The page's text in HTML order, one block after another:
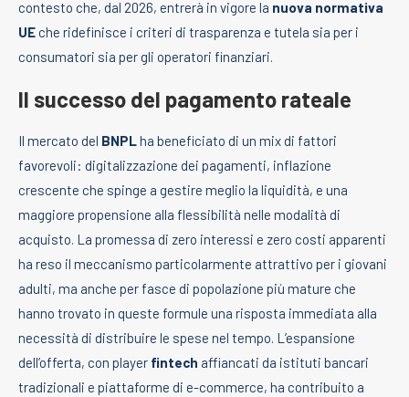
contesto che, dal 2026, entrerà in vigore la nuova normativa
UEche ridefinisce i criteri di trasparenza e tutela sia per i
consumatori sia per gli operatori finanziari.
Il successo del pagamento rateale
Il mercato del BNPLha beneficiato di un mix di fattori
favorevoli: digitalizzazione dei pagamenti, inflazione
crescente che spinge a gestire meglio la liquidità, e una
maggiore propensione alla flessibilità nelle modalità di
acquisto. La promessa di zero interessi e zero costi apparenti
ha reso il meccanismo particolarmente attrattivo per i giovani
adulti, ma anche per fasce di popolazione più mature che
hanno trovato in queste formule una risposta immediata alla
necessità di distribuire le spese nel tempo. L’espansione
dell’offerta, con player fintech affiancati da istituti bancari
tradizionali e piattaforme di e-commerce, ha contribuito a